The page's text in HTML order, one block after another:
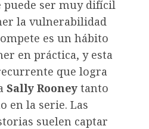
ser muy difícil
la vulnerabilidad
es un hábito
en práctica, y esta
que logra
Sally Rooney tanto
en la serie. Las
suelen captar